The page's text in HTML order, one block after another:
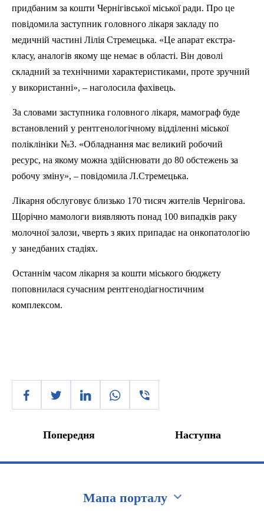
придбаним за кошти Чернігівської міської ради. Про це
повідомила заступник головного лікаря закладу по
медичній частині Лілія Стремецька. «Це апарат екстра-
класу, аналогів якому ще немає в області. Він доволі
складний за технічними характеристиками, проте зручний
у використанні», – наголосила фахівець.
За словами заступника головного лікаря, мамограф буде
встановлений у рентгенологічному відділенні міської
поліклініки №3. «Обладнання має великий робочий
ресурс, на якому можна здійснювати до 80 обстежень за
робочу зміну», – повідомила Л.Стремецька.
Лікарня обслуговує близько 170 тисяч жителів Чернігова.
Щорічно мамологи виявляють понад 100 випадків раку
молочної залози, чверть з яких припадає на онкопатологію
у занедбаних стадіях.
Останнім часом лікарня за кошти міського бюджету
поповнилася сучасним рентгенодіагностичним
комплексом.
Попередня Наступна
Мапа порталу